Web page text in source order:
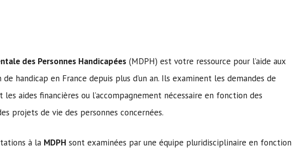
des Personnes Handicapées (MDPH) est votre ressource pour l’aide aux
handicap en France depuis plus d’un an. Ils examinent les demandes de
aides financières ou l’accompagnement nécessaire en fonction des
projets de vie des personnes concernées.
à la MDPH sont examinées par une équipe pluridisciplinaire en fonction